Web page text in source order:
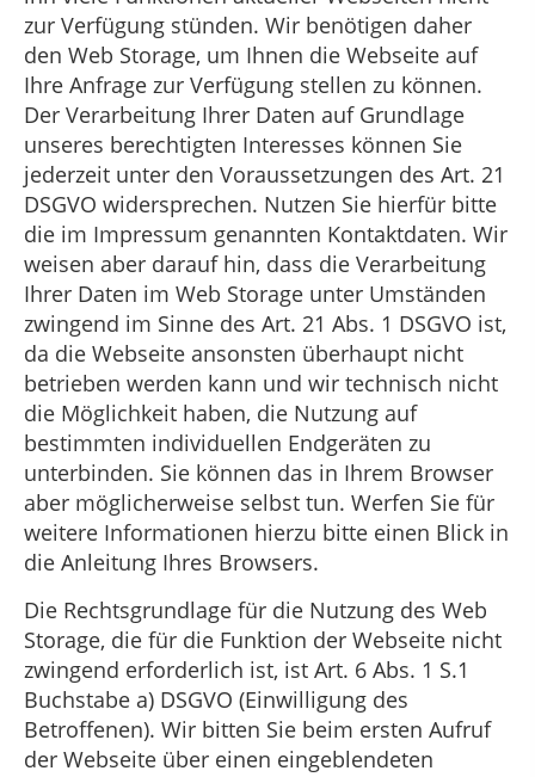
zur Verfügung stünden. Wir benötigen daher
den Web Storage, um Ihnen die Webseite auf
Ihre Anfrage zur Verfügung stellen zu können.
Der Verarbeitung Ihrer Daten auf Grundlage
unseres berechtigten Interesses können Sie
jederzeit unter den Voraussetzungen des Art. 21
DSGVO widersprechen. Nutzen Sie hierfür bitte
die im Impressum genannten Kontaktdaten. Wir
weisen aber darauf hin, dass die Verarbeitung
Ihrer Daten im Web Storage unter Umständen
zwingend im Sinne des Art. 21 Abs. 1 DSGVO ist,
da die Webseite ansonsten überhaupt nicht
betrieben werden kann und wir technisch nicht
die Möglichkeit haben, die Nutzung auf
bestimmten individuellen Endgeräten zu
unterbinden. Sie können das in Ihrem Browser
aber möglicherweise selbst tun. Werfen Sie für
weitere Informationen hierzu bitte einen Blick in
die Anleitung Ihres Browsers.
Die Rechtsgrundlage für die Nutzung des Web
Storage, die für die Funktion der Webseite nicht
zwingend erforderlich ist, ist Art. 6 Abs. 1 S.1
Buchstabe a) DSGVO (Einwilligung des
Betroffenen). Wir bitten Sie beim ersten Aufruf
der Webseite über einen eingeblendeten